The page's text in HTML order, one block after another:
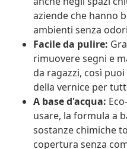
aziende che hanno
ambienti senza
Facile da pulire:
rimuovere segni e
da ragazzi, così
della vernice per
A base d'acqua:
usare, la formula a
sostanze chimiche
copertura senza